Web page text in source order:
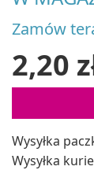
Zamów
2,20
Wysyłka
Wysyłka